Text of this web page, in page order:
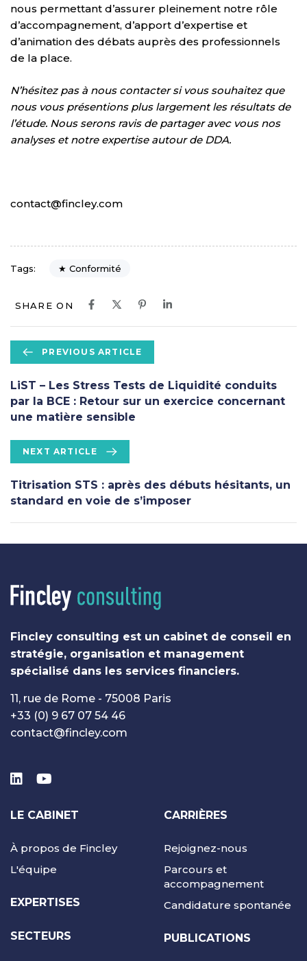
nous permettant d’assurer pleinement notre rôle
d’accompagnement, d’apport d’expertise et
d’animation des débats auprès des professionnels
de la place.
N’hésitez pas à nous contacter si vous souhaitez que
nous vous présentions plus largement les résultats de
l’étude. Nous serons ravis de partager avec vous nos
analyses et notre expertise autour de DDA.
contact@fincley.com
Tags: ★ Conformité
SHARE ON
r
e
i
u
r
t
i
PREVIOUS ARTICLE
LiST – Les Stress Tests de Liquidité conduits
par la BCE : Retour sur un exercice concernant
une matière sensible
e
x
r
t
l
e
NEXT ARTICLE
Titrisation STS : après des débuts hésitants, un
standard en voie de s’imposer
Fincley consulting est un cabinet de conseil en
stratégie, organisation et management
spécialisé dans les services financiers.
11, rue de Rome - 75008 Paris
+33 (0) 9 67 07 54 46
contact@fincley.com
LE CABINET
À propos de Fincley
L'équipe
EXPERTISES
SECTEURS
CARRIÈRES
Rejoignez-nous
Parcours et
accompagnement
Candidature spontanée
PUBLICATIONS